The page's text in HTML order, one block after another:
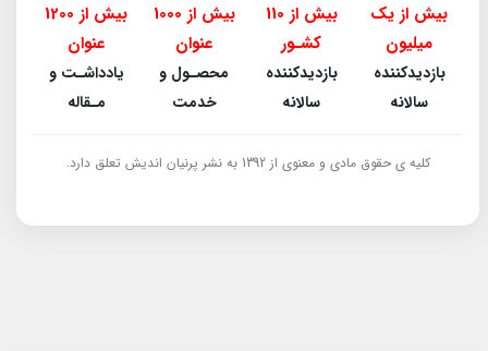
بیش از یک
میلیون
بازدیدکننده
سالانه
بیش از 110
کشـور
بازدیدکننده
سالانه
بیش از 1000
عنوان
محصـول و
خدمت
بیش از 1200
عنوان
یادداشـت و
مـقاله
کلیه ی حقوق مادی و معنوی از 1392 به نشر پرنیان اندیش تعلق دارد.